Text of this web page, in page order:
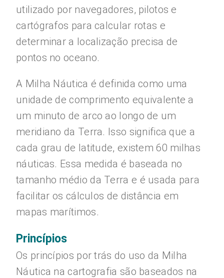
utilizado por navegadores, pilotos e
cartógrafos para calcular rotas e
determinar a localização precisa de
pontos no oceano.
A Milha Náutica é definida como uma
unidade de comprimento equivalente a
um minuto de arco ao longo de um
meridiano da Terra. Isso significa que a
cada grau de latitude, existem 60 milhas
náuticas. Essa medida é baseada no
tamanho médio da Terra e é usada para
facilitar os cálculos de distância em
mapas marítimos.
Princípios
Os princípios por trás do uso da Milha
Náutica na cartografia são baseados na